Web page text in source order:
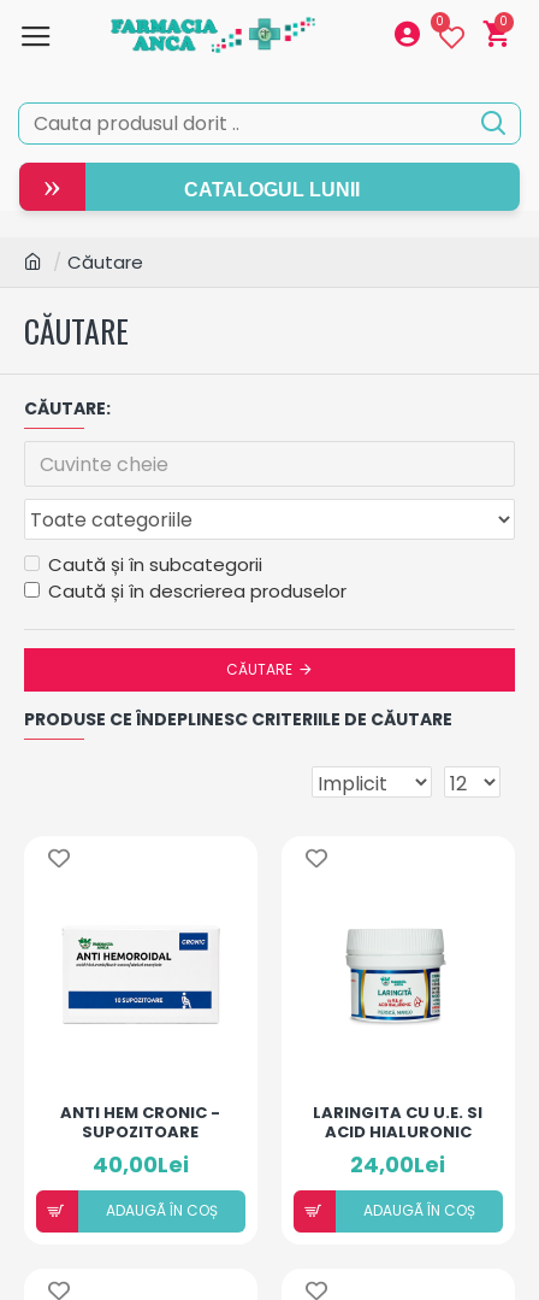
0 0
» CATALOGUL LUNII
Căutare
CĂUTARE
CĂUTARE:
Caută și în subcategorii
Caută și în descrierea produselor
CĂUTARE
PRODUSE CE ÎNDEPLINESC CRITERIILE DE CĂUTARE
ANTI HEM CRONIC -
SUPOZITOARE
40,00Lei
ADAUGÃ ÎN COȘ
LARINGITA CU U.E. SI
ACID HIALURONIC
(PIERSICĂ ȘI MANGO)
24,00Lei
ADAUGÃ ÎN COȘ